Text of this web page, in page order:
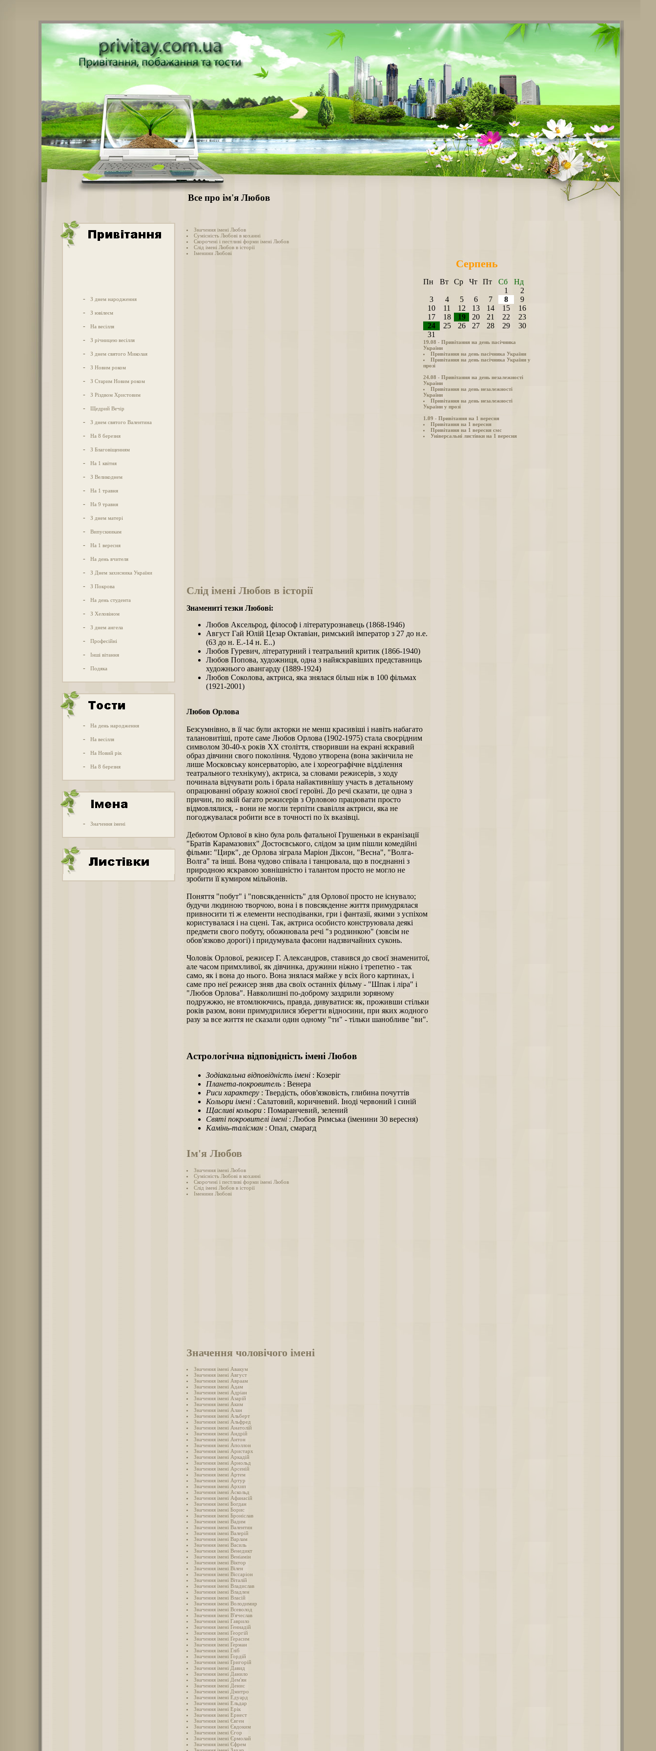
Все про ім'я Любов
- З днем народження
- З ювілеєм
- На весілля
- З річницею весілля
- З днем святого Миколая
- З Новим роком
- З Старим Новим роком
- З Різдвом Христовим
- Щедрий Вечір
- З днем святого Валентина
- На 8 березня
- З Благовіщенням
- На 1 квітня
- З Великоднем
- На 1 травня
- На 9 травня
- З днем матері
- Випускникам
- На 1 вересня
- На день вчителя
- З Днем захисника України
- З Покрова
- На день студента
- З Хеловіном
- З днем ангела
- Професійні
- Інші вітання
- Подяка
- На день народження
- На весілля
- На Новий рік
- На 8 березня
- Значення імені
Значення імені Любов
Сумісність Любові в коханні
Скорочені і пестливі форми імені Любов
Слід імені Любов в історії
Іменини Любові
Серпень
Пн Вт Ср Чт Пт Сб
Нд
1
2
3
4 5 6 7 8
9
10
11 12 13 14 15
16
17
18 19 20 21 22
23
24
25 26 27 28 29
30
31
19.08 - Привітання на день пасічника
України
Привітання на день пасічника України
Привітання на день пасічника України у
прозі
24.08 - Привітання на день незалежності
України
Привітання на день незалежності
України
Привітання на день незалежності
України у прозі
1.09 - Привітання на 1 вересня
Привітання на 1 вересня
Привітання на 1 вересня смс
Універсальні листівки на 1 вересня
Слід імені Любов в історії
Знамениті тезки Любові:
Любов Аксельрод, філософ і літературознавець (1868-1946)
Август Гай Юлій Цезар Октавіан, римський імператор з 27 до н.е.
(63 до н. Е.-14 н. Е..)
Любов Гуревич, літературний і театральний критик (1866-1940)
Любов Попова, художниця, одна з найяскравіших представниць
художнього авангарду (1889-1924)
Любов Соколова, актриса, яка знялася більш ніж в 100 фільмах
(1921-2001)
Любов Орлова
Безсумнівно, в її час були акторки не менш красивіші і навіть набагато
талановитіші, проте саме Любов Орлова (1902-1975) стала своєрідним
символом 30-40-х років ХХ століття, створивши на екрані яскравий
образ дівчини свого покоління. Чудово утворена (вона закінчила не
лише Московську консерваторію, але і хореографічне відділення
театрального технікуму), актриса, за словами режисерів, з ходу
починала відчувати роль і брала найактивнішу участь в детальному
опрацюванні образу кожної своєї героїні. До речі сказати, це одна з
причин, по якій багато режисерів з Орловою працювати просто
відмовлялися, - вони не могли терпіти свавілля актриси, яка не
погоджувалася робити все в точності по їх вказівці.
Дебютом Орлової в кіно була роль фатальної Грушеньки в екранізації
"Братів Карамазових" Достоєвського, слідом за цим пішли комедійні
фільми: "Цирк", де Орлова зіграла Маріон Діксон, "Весна", "Волга-
Волга" та інші. Вона чудово співала і танцювала, що в поєднанні з
природною яскравою зовнішністю і талантом просто не могло не
зробити її кумиром мільйонів.
Поняття "побут" і "повсякденність" для Орлової просто не існувало;
будучи людиною творчою, вона і в повсякденне життя примудрялася
привносити ті ж елементи несподіванки, гри і фантазії, якими з успіхом
користувалася і на сцені. Так, актриса особисто конструювала деякі
предмети свого побуту, обожнювала речі "з родзинкою" (зовсім не
обов'язково дорогі) і придумувала фасони надзвичайних суконь.
Чоловік Орлової, режисер Г. Александров, ставився до своєї знаменитої,
але часом примхливої, як дівчинка, дружини ніжно і трепетно - так
само, як і вона до нього. Вона знялася майже у всіх його картинах, і
саме про неї режисер зняв два своїх останніх фільму - "Шпак і ліра" і
"Любов Орлова". Навколишні по-доброму заздрили зоряному
подружжю, не втомлюючись, правда, дивуватися: як, проживши стільки
років разом, вони примудрилися зберегти відносини, при яких жодного
разу за все життя не сказали один одному "ти" - тільки шанобливе "ви".
Астрологічна відповідність імені Любов
Зодіакальна відповідність імені : Козеріг
Планета-покровитель : Венера
Риси характеру : Твердість, обов'язковість, глибина почуттів
Кольори імені : Салатовий, коричневий. Іноді червоний і синій
Щасливі кольори : Помаранчевий, зелений
Святі покровителі імені : Любов Римська (іменини 30 вересня)
Камінь-талісман : Опал, смарагд
Ім'я Любов
Значення імені Любов
Сумісність Любові в коханні
Скорочені і пестливі форми імені Любов
Слід імені Любов в історії
Іменини Любові
Значення чоловічого імені
Значення імені Авакум
Значення імені Август
Значення імені Авраам
Значення імені Адам
Значення імені Адріан
Значення імені Азарій
Значення імені Аким
Значення імені Алан
Значення імені Альберт
Значення імені Альфред
Значення імені Анатолій
Значення імені Андрій
Значення імені Антон
Значення імені Аполлон
Значення імені Аристарх
Значення імені Аркадій
Значення імені Арнольд
Значення імені Арсеній
Значення імені Артем
Значення імені Артур
Значення імені Архип
Значення імені Аскольд
Значення імені Афанасій
Значення імені Богдан
Значення імені Борис
Значення імені Броніслав
Значення імені Вадим
Значення імені Валентин
Значення імені Валерій
Значення імені Варлам
Значення імені Василь
Значення імені Венедикт
Значення імені Веніамін
Значення імені Віктор
Значення імені Вілен
Значення імені Віссаріон
Значення імені Віталій
Значення імені Владислав
Значення імені Владлен
Значення імені Власій
Значення імені Володимир
Значення імені Всеволод
Значення імені В'ячеслав
Значення імені Гаврило
Значення імені Геннадій
Значення імені Георгій
Значення імені Герасим
Значення імені Герман
Значення імені Гліб
Значення імені Гордій
Значення імені Григорій
Значення імені Давид
Значення імені Данило
Значення імені Дем'ян
Значення імені Денис
Значення імені Дмитро
Значення імені Едуард
Значення імені Ельдар
Значення імені Ерік
Значення імені Ернест
Значення імені Євген
Значення імені Євдоким
Значення імені Єгор
Значення імені Єрмолай
Значення імені Єфрем